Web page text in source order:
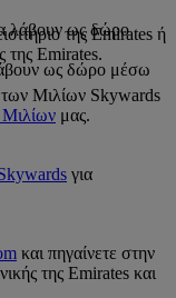
λάβουν ως δώρο
ως δώρο μέσω
της Emirates ή
της Emirates.
των Μιλίων Skywards
μας.
για
και πηγαίνετε στην
της Emirates και